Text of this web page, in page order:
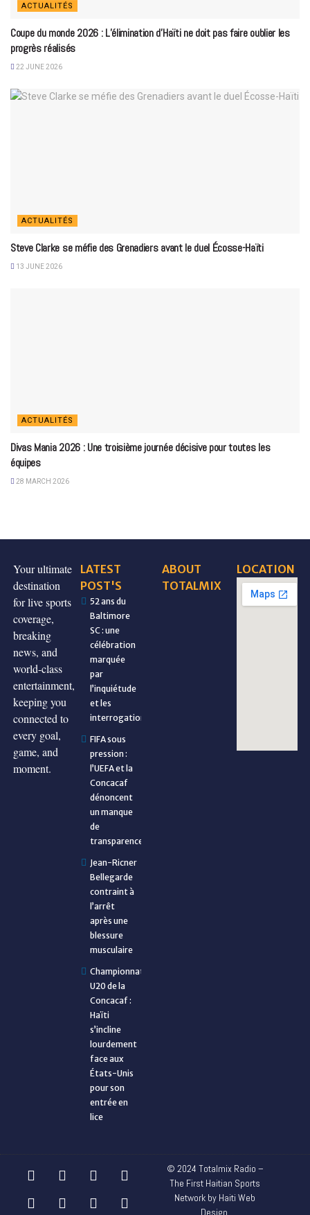
ACTUALITÉS
Coupe du monde 2026 : L’élimination d’Haïti ne doit pas faire oublier les
progrès réalisés
22 JUNE 2026
ACTUALITÉS
Steve Clarke se méfie des Grenadiers avant le duel Écosse-Haïti
13 JUNE 2026
ACTUALITÉS
Divas Mania 2026 : Une troisième journée décisive pour toutes les
équipes
28 MARCH 2026
Your ultimate
destination
for live sports
coverage,
breaking
news, and
world-class
entertainment,
keeping you
connected to
every goal,
game, and
moment.
LATEST
POST'S
52 ans du
Baltimore
SC : une
célébration
marquée
par
l’inquiétude
et les
interrogations
FIFA sous
pression :
l’UEFA et la
Concacaf
dénoncent
un manque
de
transparence
Jean-Ricner
Bellegarde
contraint à
l’arrêt
après une
blessure
musculaire
Championnat
U20 de la
Concacaf :
Haïti
s’incline
lourdement
face aux
États-Unis
pour son
entrée en
lice
ABOUT
TOTALMIX
LOCATION
© 2024 Totalmix Radio –
The First Haitian Sports
Network by Haiti Web
Design.